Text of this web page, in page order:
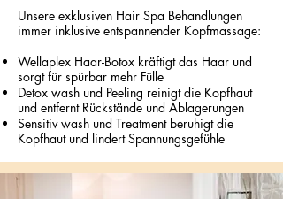
Unsere exklusiven Hair Spa Behandlungen
immer inklusive entspannender Kopfmassage:
Wellaplex Haar-Botox kräftigt das Haar und
sorgt für spürbar mehr Fülle
Detox wash und Peeling reinigt die Kopfhaut
und entfernt Rückstände und Ablagerungen
Sensitiv wash und Treatment beruhigt die
Kopfhaut und lindert Spannungsgefühle